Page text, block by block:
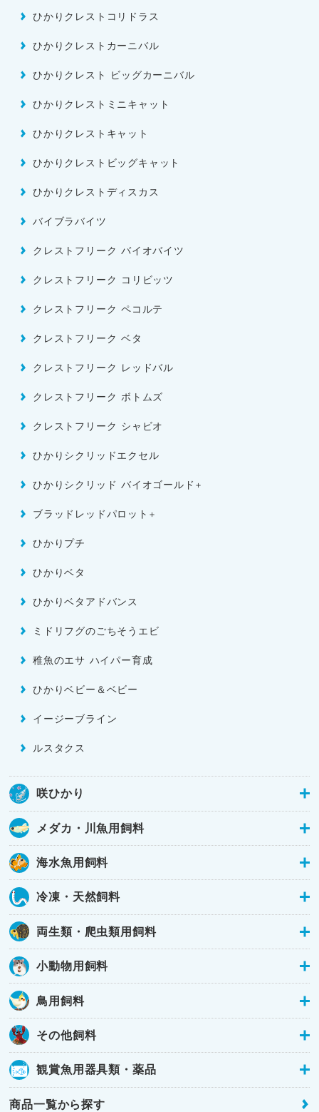
ひかりクレストコリドラス
ひかりクレストカーニバル
ひかりクレスト ビッグカーニバル
ひかりクレストミニキャット
ひかりクレストキャット
ひかりクレストビッグキャット
ひかりクレストディスカス
バイブラバイツ
クレストフリーク バイオバイツ
クレストフリーク コリビッツ
クレストフリーク ペコルテ
クレストフリーク ベタ
クレストフリーク レッドバル
クレストフリーク ボトムズ
クレストフリーク シャビオ
ひかりシクリッドエクセル
ひかりシクリッド バイオゴールド+
ブラッドレッドパロット+
ひかりプチ
ひかりベタ
ひかりベタアドバンス
ミドリフグのごちそうエビ
稚魚のエサ ハイパー育成
ひかりベビー＆ベビー
イージーブライン
ルスタクス
咲ひかり
メダカ・川魚用飼料
海水魚用飼料
冷凍・天然飼料
両生類・爬虫類用飼料
小動物用飼料
鳥用飼料
その他飼料
観賞魚用器具類・薬品
商品一覧から探す